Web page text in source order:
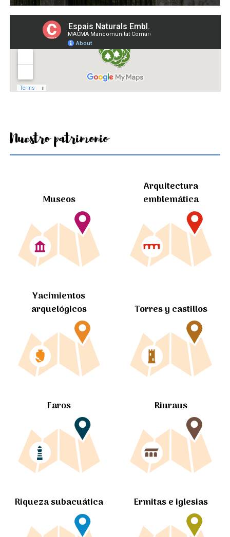
Nuestro patrimonio
Museos
Arquitectura
emblemática
Yacimientos
arquelógicos
Torres y castillos
Faros Riuraus
Riqueza subacuática Ermitas e iglesias